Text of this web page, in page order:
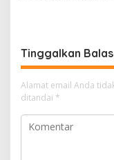
Tinggalkan
Alamat email Anda
ditandai *